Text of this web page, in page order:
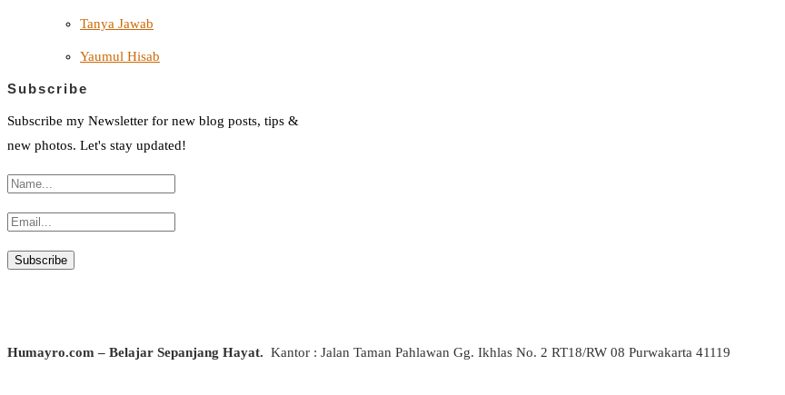
Tanya Jawab
Yaumul Hisab
Subscribe
Subscribe my Newsletter for new blog posts, tips &
new photos. Let's stay updated!
Humayro.com – Belajar Sepanjang Hayat. Kantor : Jalan Taman Pahlawan Gg. Ikhlas No. 2 RT18/RW 08 Purwakarta 41119